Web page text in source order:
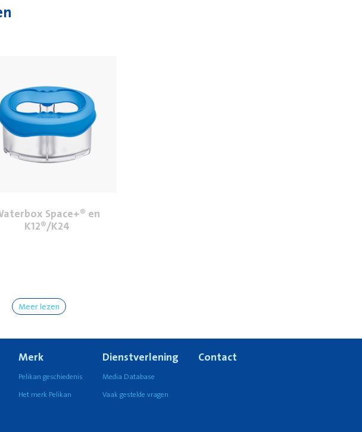
Space+® en
K12®/K24
Meer lezen
Merk
Pelikan geschiedenis
Het merk Pelikan
Dienstverlening
Media Database
Vaak gestelde vragen
Contact